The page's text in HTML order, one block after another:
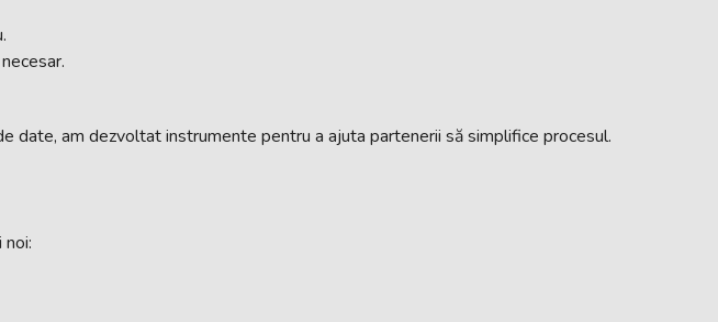
date, am dezvoltat instrumente pentru a ajuta partenerii să simplifice procesul.